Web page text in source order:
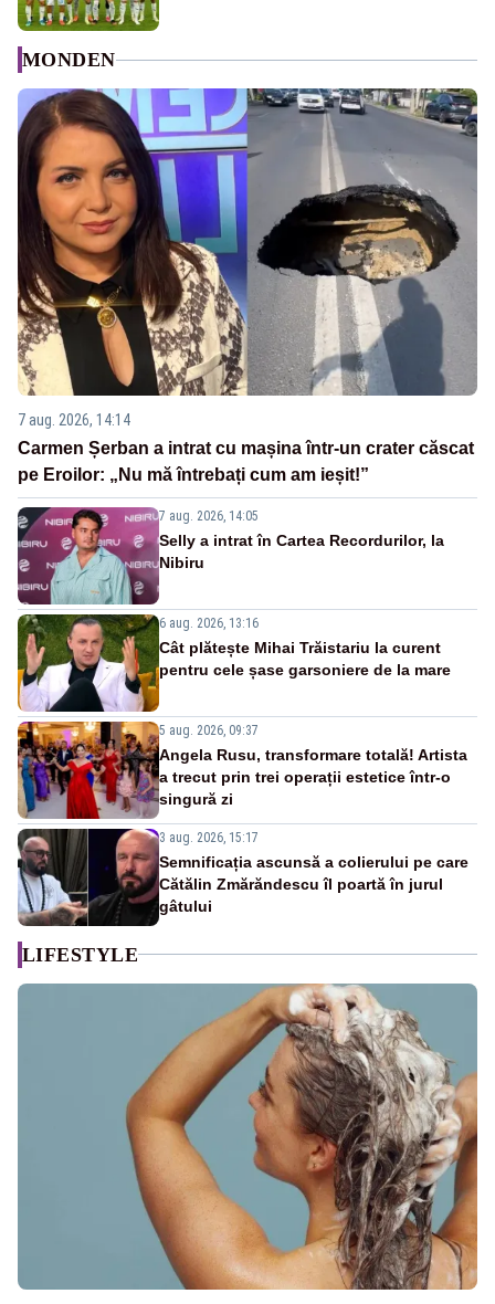
MONDEN
7 aug. 2026, 14:14
Carmen Șerban a intrat cu mașina într-un crater căscat
pe Eroilor: „Nu mă întrebați cum am ieșit!”
7 aug. 2026, 14:05
Selly a intrat în Cartea Recordurilor, la
Nibiru
6 aug. 2026, 13:16
Cât plătește Mihai Trăistariu la curent
pentru cele șase garsoniere de la mare
5 aug. 2026, 09:37
Angela Rusu, transformare totală! Artista
a trecut prin trei operații estetice într-o
singură zi
3 aug. 2026, 15:17
Semnificația ascunsă a colierului pe care
Cătălin Zmărăndescu îl poartă în jurul
gâtului
LIFESTYLE